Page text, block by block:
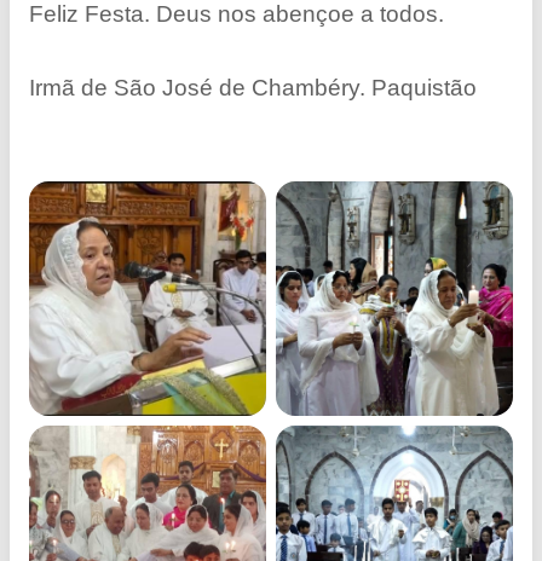
Feliz Festa. Deus nos abençoe a todos.
Irmã de São José de Chambéry. Paquistão